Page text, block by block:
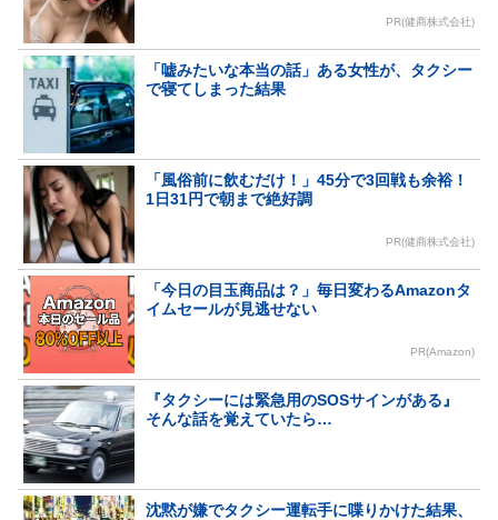
PR(健商株式会社)
「嘘みたいな本当の話」ある女性が、タクシー
で寝てしまった結果
「風俗前に飲むだけ！」45分で3回戦も余裕！
1日31円で朝まで絶好調
PR(健商株式会社)
「今日の目玉商品は？」毎日変わるAmazonタ
イムセールが見逃せない
PR(Amazon)
『タクシーには緊急用のSOSサインがある』
そんな話を覚えていたら…
沈黙が嫌でタクシー運転手に喋りかけた結果、